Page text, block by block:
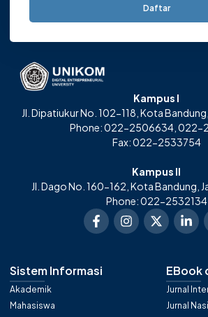
Daftar
Kampus I
Jl. Dipatiukur No. 102-118, Kota
Phone: 022-2506634, 022-
Fax: 022-2533754
Kampus II
Jl. Dago No. 160-162, Kota Bandung,
Phone: 022-2532134
Sistem Informasi
Akademik
Mahasiswa
EBook
Jurnal
Jurnal